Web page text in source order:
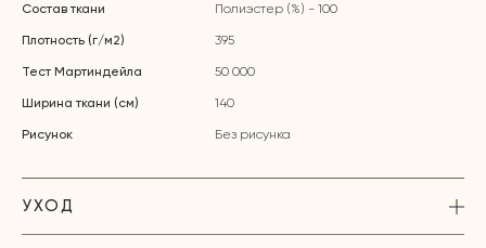
Состав ткани Полиэстер (%) - 100
Плотность (г/м2) 395
Тест Мартиндейла 50 000
Ширина ткани (см) 140
Рисунок Без рисунка
УХОД